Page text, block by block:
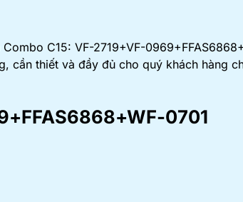
C15: VF-2719+VF-
cần thiết và đầy đủ cho quý khách hàng
0701